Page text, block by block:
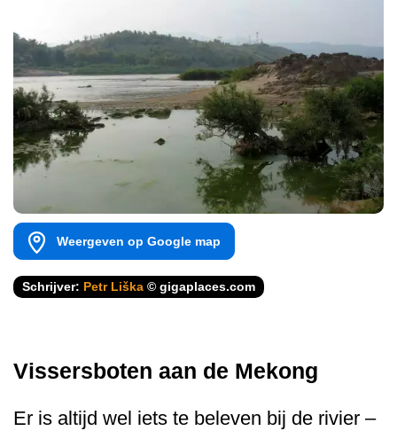
Weergeven op Google map
Schrijver: Petr Liška © gigaplaces.com
Vissersboten aan de Mekong
Er is altijd wel iets te beleven bij de rivier –